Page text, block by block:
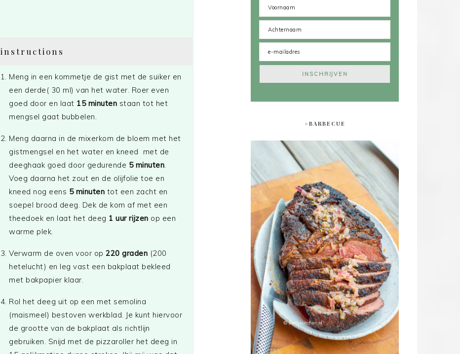
instructions
Meng in een kommetje de gist met de suiker en
een derde( 30 ml) van het water. Roer even
goed door en laat 15 minuten staan tot het
mengsel gaat bubbelen.
Meng daarna in de mixerkom de bloem met het
gistmengsel en het water en kneed met de
deeghaak goed door gedurende 5 minuten.
Voeg daarna het zout en de olijfolie toe en
kneed nog eens 5 minuten tot een zacht en
soepel brood deeg. Dek de kom af met een
theedoek en laat het deeg 1 uur rijzen op een
warme plek.
Verwarm de oven voor op220 graden (200
hetelucht) en leg vast een bakplaat bekleed
met bakpapier klaar.
Rol het deeg uit op een met semolina
(maismeel) bestoven werkblad. Je kunt hiervoor
de grootte van de bakplaat als richtlijn
gebruiken. Snijd met de pizzaroller het deeg in
#BARBECUE